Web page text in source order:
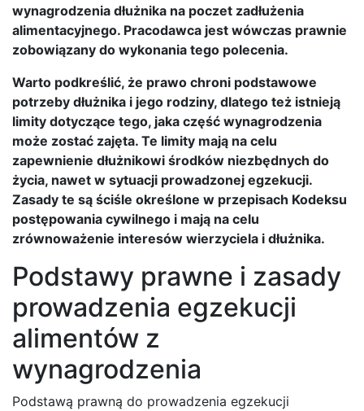
wynagrodzenia dłużnika na poczet zadłużenia
alimentacyjnego. Pracodawca jest wówczas prawnie
zobowiązany do wykonania tego polecenia.
Warto podkreślić, że prawo chroni podstawowe
potrzeby dłużnika i jego rodziny, dlatego też istnieją
limity dotyczące tego, jaka część wynagrodzenia
może zostać zajęta. Te limity mają na celu
zapewnienie dłużnikowi środków niezbędnych do
życia, nawet w sytuacji prowadzonej egzekucji.
Zasady te są ściśle określone w przepisach Kodeksu
postępowania cywilnego i mają na celu
zrównoważenie interesów wierzyciela i dłużnika.
Podstawy prawne i zasady
prowadzenia egzekucji
alimentów z
wynagrodzenia
Podstawą prawną do prowadzenia egzekucji